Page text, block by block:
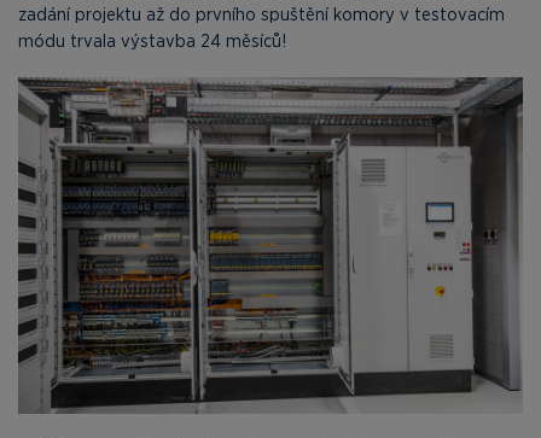
zadání projektu až do prvního spuštění komory v testovacím
módu trvala výstavba 24 měsíců!